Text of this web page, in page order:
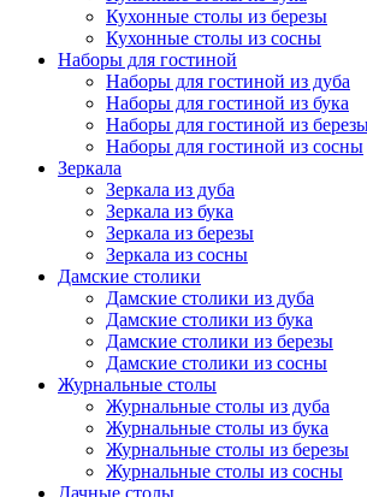
Кухонные столы из березы
Кухонные столы из сосны
Наборы для гостиной
Наборы для гостиной из дуба
Наборы для гостиной из бука
Наборы для гостиной из
Наборы для гостиной из сосны
Зеркала
Зеркала из дуба
Зеркала из бука
Зеркала из березы
Зеркала из сосны
Дамские столики
Дамские столики из дуба
Дамские столики из бука
Дамские столики из березы
Дамские столики из сосны
Журнальные столы
Журнальные столы из дуба
Журнальные столы из бука
Журнальные столы из березы
Журнальные столы из сосны
Дачные столы